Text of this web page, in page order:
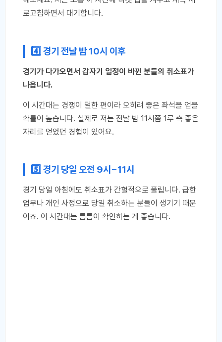
로고침하면서 대기합니다.
4️⃣ 경기 전날 밤 10시 이후
경기가 다가오면서 갑자기 일정이 바뀐 분들의 취소표가
나옵니다.
이 시간대는 경쟁이 덜한 편이라 오히려 좋은 좌석을 얻을
확률이 높습니다. 실제로 저는 전날 밤 11시쯤 1루 측 좋은
자리를 얻었던 경험이 있어요.
5️⃣ 경기 당일 오전 9시~11시
경기 당일 아침에도 취소표가 간헐적으로 풀립니다. 급한
업무나 개인 사정으로 당일 취소하는 분들이 생기기 때문
이죠. 이 시간대는 틈틈이 확인하는 게 좋습니다.